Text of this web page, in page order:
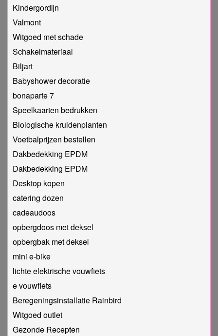
Kindergordijn
Valmont
Witgoed met schade
Schakelmateriaal
Biljart
Babyshower decoratie
bonaparte 7
Speelkaarten bedrukken
Biologische kruidenplanten
Voetbalprijzen bestellen
Dakbedekking EPDM
Dakbedekking EPDM
Desktop kopen
catering dozen
cadeaudoos
opbergdoos met deksel
opbergbak met deksel
mini e-bike
lichte elektrische vouwfiets
e vouwfiets
Beregeningsinstallatie Rainbird
Witgoed outlet
Gezonde Recepten